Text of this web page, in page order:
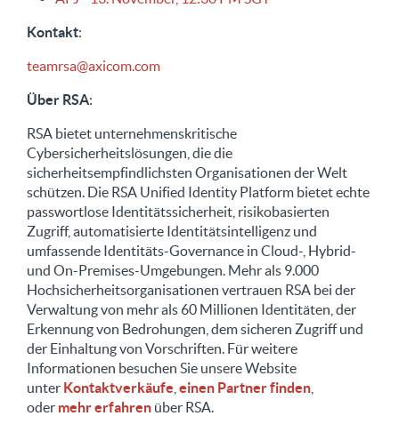
Kontakt:
teamrsa@axicom.com
Über RSA:
RSA bietet unternehmenskritische
Cybersicherheitslösungen, die die
sicherheitsempfindlichsten Organisationen der Welt
schützen. Die RSA Unified Identity Platform bietet echte
passwortlose Identitätssicherheit, risikobasierten
Zugriff, automatisierte Identitätsintelligenz und
umfassende Identitäts-Governance in Cloud-, Hybrid-
und On-Premises-Umgebungen. Mehr als 9.000
Hochsicherheitsorganisationen vertrauen RSA bei der
Verwaltung von mehr als 60 Millionen Identitäten, der
Erkennung von Bedrohungen, dem sicheren Zugriff und
der Einhaltung von Vorschriften. Für weitere
Informationen besuchen Sie unsere Website
unter Kontaktverkäufe einen Partner finden
oder mehr erfahren über RSA.